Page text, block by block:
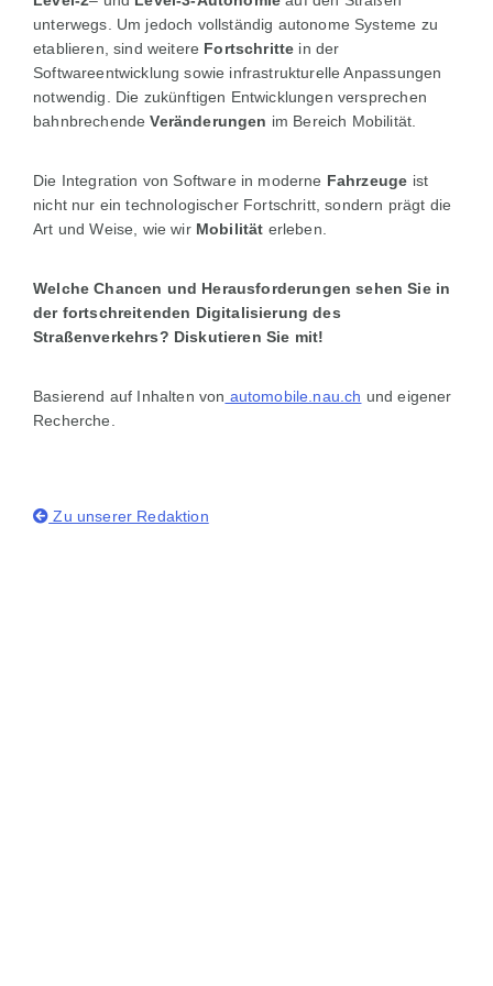
unterwegs. Um jedoch vollständig autonome Systeme zu
etablieren, sind weitere Fortschritte in der
Softwareentwicklung sowie infrastrukturelle Anpassungen
notwendig. Die zukünftigen Entwicklungen versprechen
bahnbrechendeVeränderungen im Bereich Mobilität.
Die Integration von Software in moderne Fahrzeuge ist
nicht nur ein technologischer Fortschritt, sondern prägt die
Art und Weise, wie wir Mobilität erleben.
Welche Chancen und Herausforderungen sehen Sie in
der fortschreitenden Digitalisierung des
Straßenverkehrs? Diskutieren Sie mit!
Basierend auf Inhalten von automobile.nau.ch und eigener
Recherche.
Zu unserer Redaktion